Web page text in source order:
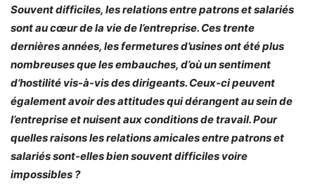
Souvent difficiles, les relations entre patrons et salariés
sont au cœur de la vie de l’entreprise. Ces trente
dernières années, les fermetures d’usines ont été plus
nombreuses que les embauches, d’où un sentiment
d’hostilité vis-à-vis des dirigeants. Ceux-ci peuvent
également avoir des attitudes qui dérangent au sein de
l’entreprise et nuisent aux conditions de travail. Pour
quelles raisons les relations amicales entre patrons et
salariés sont-elles bien souvent difficiles voire
impossibles ?